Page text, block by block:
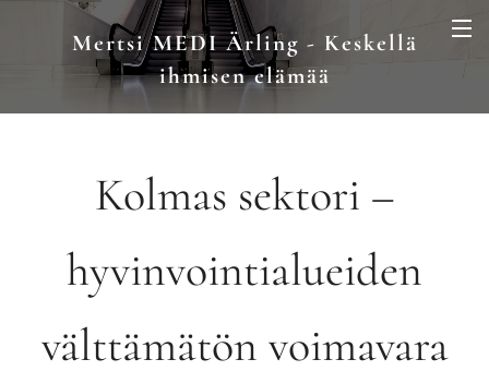
Mertsi MEDI Ärling - Keskellä
ihmisen elämää
Kolmas sektori –
hyvinvointialueiden
välttämätön voimavara